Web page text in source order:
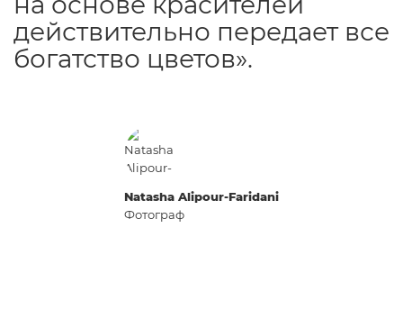
Natasha Alipour-Faridani
Фотограф
действительно передает все
богатство цветов».